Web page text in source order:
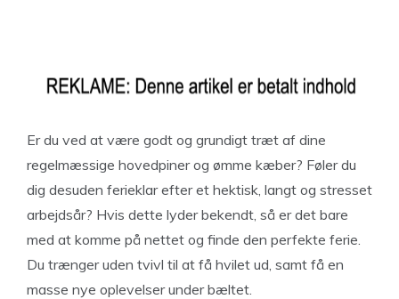
Er du ved at være godt og grundigt træt af dine
regelmæssige hovedpiner og ømme kæber? Føler du
dig desuden ferieklar efter et hektisk, langt og stresset
arbejdsår? Hvis dette lyder bekendt, så er det bare
med at komme på nettet og finde den perfekte ferie.
Du trænger uden tvivl til at få hvilet ud, samt få en
masse nye oplevelser under bæltet.